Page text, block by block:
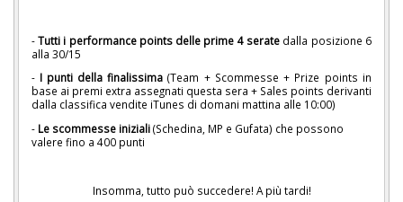
-Tutti i performance points delle prime 4 serate dalla posizione 6
alla 30/15
- I punti della finalissima (Team + Scommesse + Prize points in
base ai premi extra assegnati questa sera + Sales points derivanti
dalla classifica vendite iTunes di domani mattina alle 10:00)
- Le scommesse iniziali(Schedina, MP e Gufata) che possono
valere fino a 400 punti
Insomma, tutto può succedere! A più tardi!